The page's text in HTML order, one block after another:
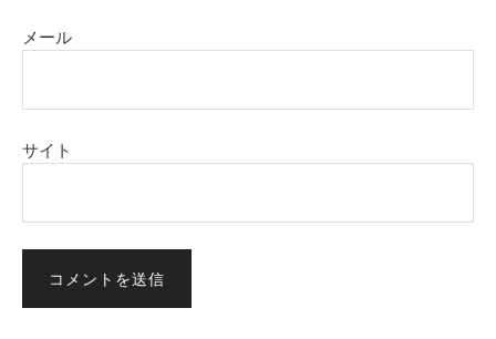
メール
サイト